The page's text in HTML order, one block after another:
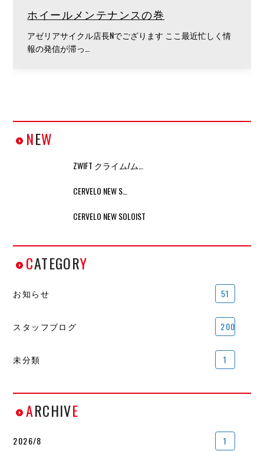
ホイールメンテナンスの巻
アゼリアサイクル店長Nでござります ここ最近忙しく情
報の発信が滞っ…
NEW
ZWIFT クライム/ム…
CERVELO NEW S…
CERVELO NEW SOLOIST
CATEGORY
お知らせ 51
スタッフブログ 200
未分類 1
ARCHIVE
2026/8 1